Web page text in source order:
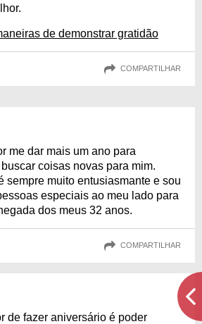
de demonstrar gratidão
COMPARTILHAR
me dar mais um ano para
coisas novas para mim.
sempre muito entusiasmante e sou
especiais ao meu lado para
dos meus 32 anos.
COMPARTILHAR
de fazer aniversário é poder